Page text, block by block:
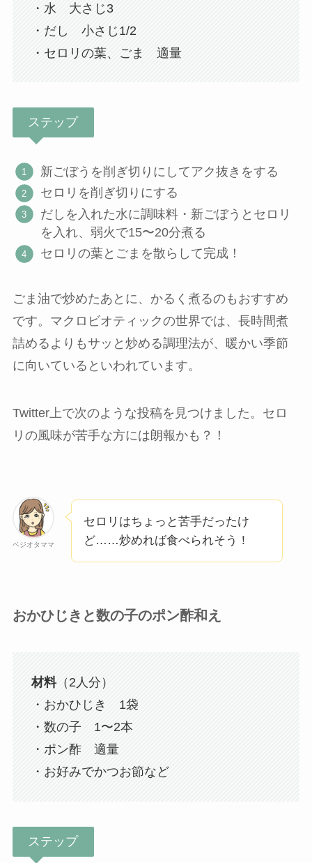
・水 大さじ3
・だし 小さじ1/2
・セロリの葉、ごま 適量
ステップ
新ごぼうを削ぎ切りにしてアク抜きをする
セロリを削ぎ切りにする
だしを入れた水に調味料・新ごぼうとセロリ
を入れ、弱火で15〜20分煮る
セロリの葉とごまを散らして完成！
ごま油で炒めたあとに、かるく煮るのもおすすめ
です。マクロビオティックの世界では、長時間煮
詰めるよりもサッと炒める調理法が、暖かい季節
に向いているといわれています。
Twitter上で次のような投稿を見つけました。セロ
リの風味が苦手な方には朗報かも？！
ベジオタママ
セロリはちょっと苦手だったけ
ど……炒めれば食べられそう！
おかひじきと数の子のポン酢和え
材料（2人分）
・おかひじき 1袋
・数の子 1〜2本
・ポン酢 適量
・お好みでかつお節など
ステップ